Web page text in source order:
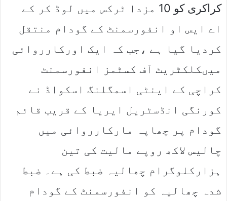
کراکری کو 10 مزدا ٹرکس میں لوڈ کر کے
اے ایس او انفورسمنٹ کے گودام منتقل
کردیا گیا ہے ،جب کہ ایک اورکارروائی
میںکلکٹریٹ آف کسٹمز انفورسمنٹ
کراچی کے اینٹی اسمگلنگ اسکواڈ نے
کورنگی انڈسٹریل ایریا کے قریب قائم
گودام پر چھاپہ مارکارروائی میں
چالیس لاکھ روپے مالیت کی تین
ہزارکلوگرام چھالیہ ضبط کی ہے۔ ضبط
شدہ چھالیہ کو انفورسمنٹ کے گودام